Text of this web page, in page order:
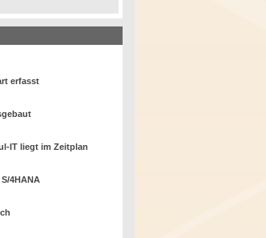
erfasst
IT liegt im Zeitplan
4HANA